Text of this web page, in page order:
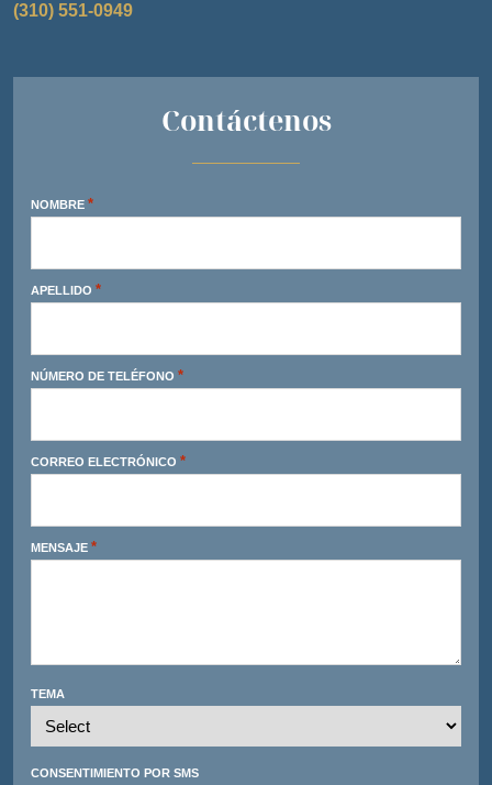
(310) 551-0949
Contáctenos
NOMBRE *
APELLIDO *
NÚMERO DE TELÉFONO *
CORREO ELECTRÓNICO *
MENSAJE *
TEMA
CONSENTIMIENTO POR SMS